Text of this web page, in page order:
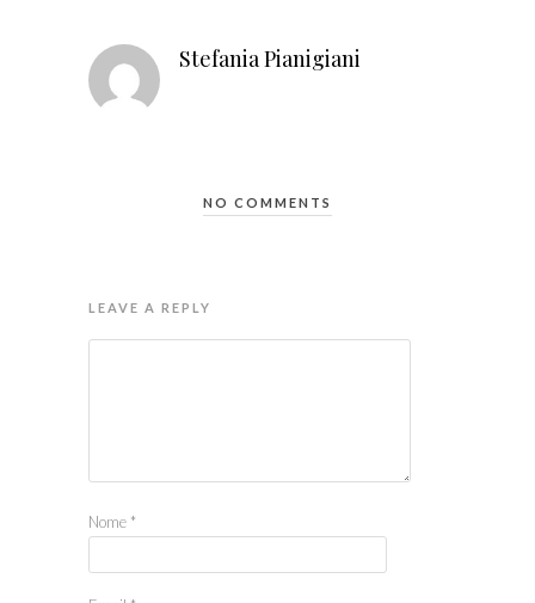
Stefania Pianigiani
NO COMMENTS
LEAVE A REPLY
Nome *